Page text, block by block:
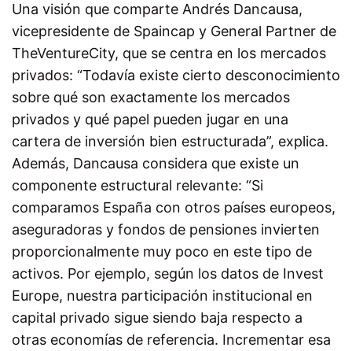
Una visión que comparte Andrés Dancausa,
vicepresidente de Spaincap y General Partner de
TheVentureCity, que se centra en los mercados
privados: “Todavía existe cierto desconocimiento
sobre qué son exactamente los mercados
privados y qué papel pueden jugar en una
cartera de inversión bien estructurada”, explica.
Además, Dancausa considera que existe un
componente estructural relevante: “Si
comparamos España con otros países europeos,
aseguradoras y fondos de pensiones invierten
proporcionalmente muy poco en este tipo de
activos. Por ejemplo, según los datos de Invest
Europe, nuestra participación institucional en
capital privado sigue siendo baja respecto a
otras economías de referencia. Incrementar esa